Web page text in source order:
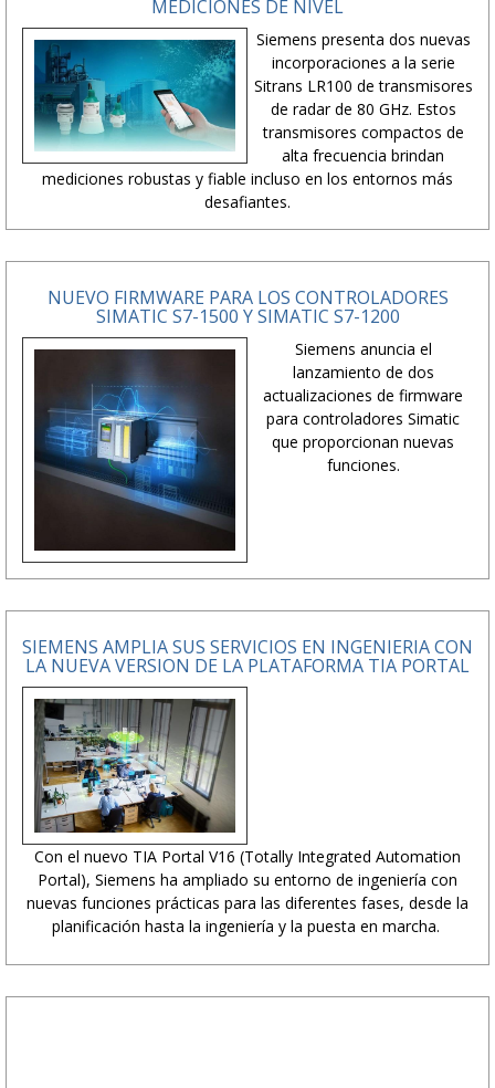
MEDICIONES DE NIVEL
Siemens presenta dos nuevas
incorporaciones a la serie
Sitrans LR100 de transmisores
de radar de 80 GHz. Estos
transmisores compactos de
alta frecuencia brindan
mediciones robustas y fiable incluso en los entornos más
desafiantes.
NUEVO FIRMWARE PARA LOS CONTROLADORES
SIMATIC S7-1500 Y SIMATIC S7-1200
Siemens anuncia el
lanzamiento de dos
actualizaciones de firmware
para controladores Simatic
que proporcionan nuevas
funciones.
SIEMENS AMPLIA SUS SERVICIOS EN INGENIERIA CON
LA NUEVA VERSION DE LA PLATAFORMA TIA PORTAL
Con el nuevo TIA Portal V16 (Totally Integrated Automation
Portal), Siemens ha ampliado su entorno de ingeniería con
nuevas funciones prácticas para las diferentes fases, desde la
planificación hasta la ingeniería y la puesta en marcha.